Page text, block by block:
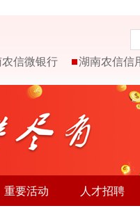
信微银行 湖南农信信
重要活动 人才招聘